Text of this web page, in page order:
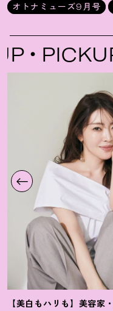
オトナミューズ9月号
PICKUP
【美白もハリも】美容家